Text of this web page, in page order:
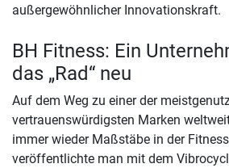
außergewöhnlicher Innovationskraft.
BH Fitness: Ein
das „Rad“ neu
Auf dem Weg zu einer der
vertrauenswürdigsten Marken
immer wieder Maßstäbe in der
veröffentlichte man mit dem